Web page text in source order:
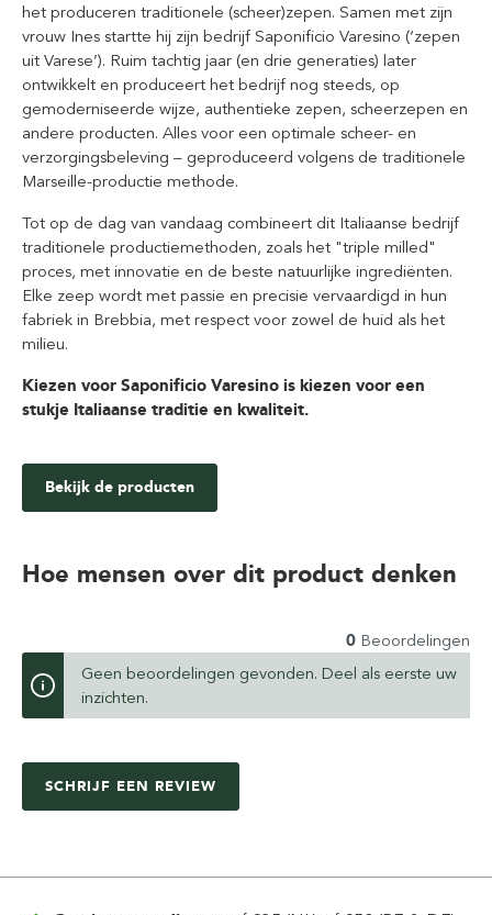
het produceren traditionele (scheer)zepen. Samen met zijn
vrouw Ines startte hij zijn bedrijf Saponificio Varesino (‘zepen
uit Varese’). Ruim tachtig jaar (en drie generaties) later
ontwikkelt en produceert het bedrijf nog steeds, op
gemoderniseerde wijze, authentieke zepen, scheerzepen en
andere producten. Alles voor een optimale scheer- en
verzorgingsbeleving – geproduceerd volgens de traditionele
Marseille-productie methode.
Tot op de dag van vandaag combineert dit Italiaanse bedrijf
traditionele productiemethoden, zoals het "triple milled"
proces, met innovatie en de beste natuurlijke ingrediënten.
Elke zeep wordt met passie en precisie vervaardigd in hun
fabriek in Brebbia, met respect voor zowel de huid als het
milieu.
Kiezen voor Saponificio Varesino is kiezen voor een
stukje Italiaanse traditie en kwaliteit.
Bekijk de producten
Hoe mensen over dit product denken
0 Beoordelingen
Geen beoordelingen gevonden. Deel als eerste uw
inzichten.
SCHRIJF EEN REVIEW